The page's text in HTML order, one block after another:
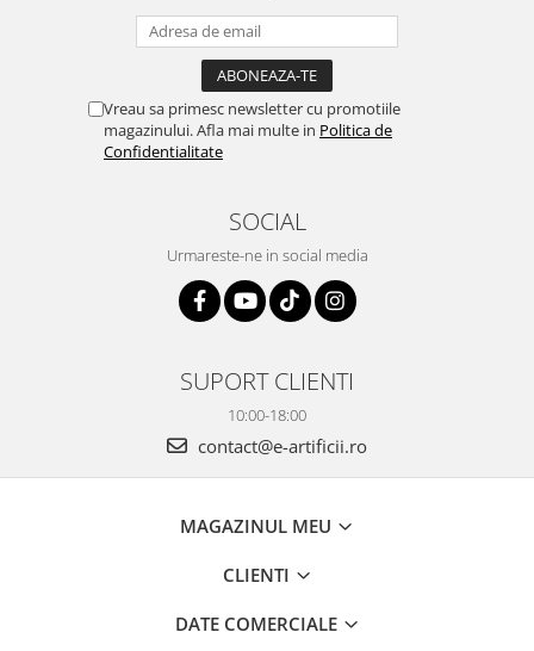
Vreau sa primesc newsletter cu promotiile
magazinului. Afla mai multe in Politica de
Confidentialitate
SOCIAL
Urmareste-ne in social media
SUPORT CLIENTI
10:00-18:00
contact@e-artificii.ro
MAGAZINUL MEU
CLIENTI
DATE COMERCIALE